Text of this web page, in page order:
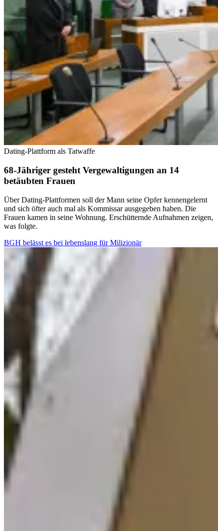
Dating-Plattform als Tatwaffe
68-Jähriger gesteht Vergewaltigungen an 14
betäubten Frauen
Über Dating-Plattformen soll der Mann seine Opfer kennengelernt
und sich öfter auch mal als Kommissar ausgegeben haben. Die
Frauen kamen in seine Wohnung. Erschütternde Aufnahmen zeigen,
was folgte.
BGH belässt es bei lebenslang für Milizionär